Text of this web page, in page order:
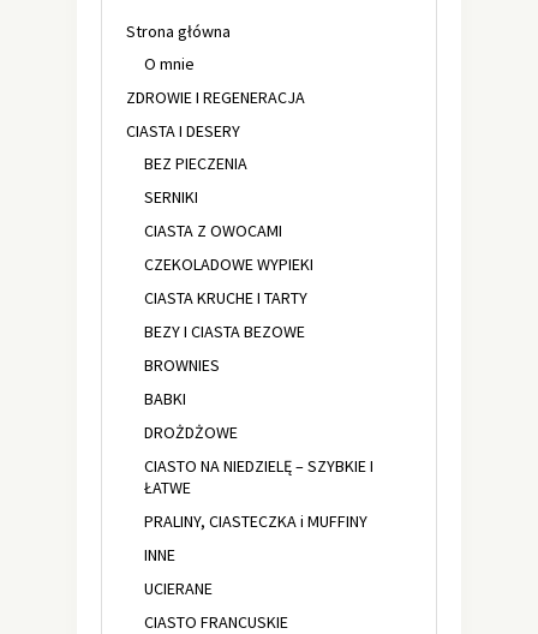
Strona główna
O mnie
ZDROWIE I REGENERACJA
CIASTA I DESERY
BEZ PIECZENIA
SERNIKI
CIASTA Z OWOCAMI
CZEKOLADOWE WYPIEKI
CIASTA KRUCHE I TARTY
BEZY I CIASTA BEZOWE
BROWNIES
BABKI
DROŻDŻOWE
CIASTO NA NIEDZIELĘ – SZYBKIE I
ŁATWE
PRALINY, CIASTECZKA i MUFFINY
INNE
UCIERANE
CIASTO FRANCUSKIE